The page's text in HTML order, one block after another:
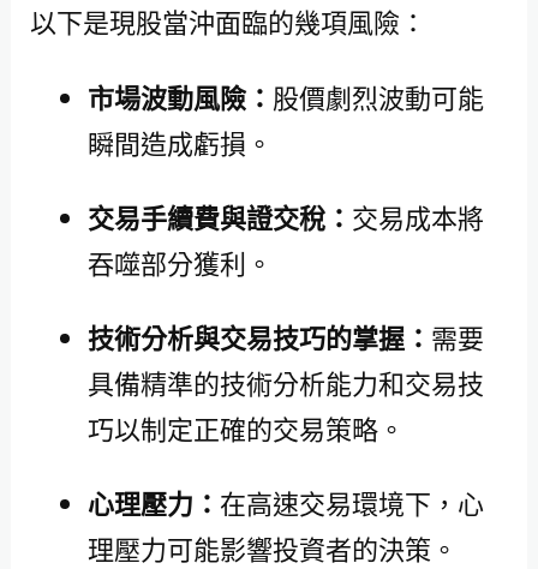
以下是現股當沖面臨的幾項風險：
市場波動風險： 股價劇烈波動可能
瞬間造成虧損。
交易手續費與證交稅： 交易成本將
吞噬部分獲利。
技術分析與交易技巧的掌握： 需要
具備精準的技術分析能力和交易技
巧以制定正確的交易策略。
心理壓力： 在高速交易環境下，心
理壓力可能影響投資者的決策。